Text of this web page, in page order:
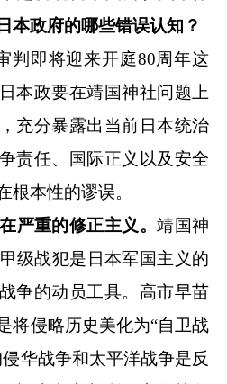
本政府的哪些错误认知？
判即将迎来开庭80周年这
本政要在靖国神社问题上
充分暴露出当前日本统治
责任、国际正义以及安全
根本性的谬误。
严重的修正主义。靖国神
级战犯是日本军国主义的
争的动员工具。高市早苗
将侵略历史美化为“自卫战
华战争和太平洋战争是反